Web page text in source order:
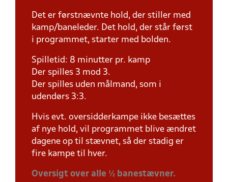
Det er førstnævnte hold, der stiller med
kamp/baneleder. Det hold, der står først
i programmet, starter med bolden.
Spilletid: 8 minutter pr. kamp
Der spilles 3 mod 3.
Der spilles uden målmand, som i
udendørs 3:3.
Hvis evt. oversidderkampe ikke besættes
af nye hold, vil programmet blive ændret
dagene op til stævnet, så der stadig er
fire kampe til hver.
Oversigt over alle ½ banestævner.